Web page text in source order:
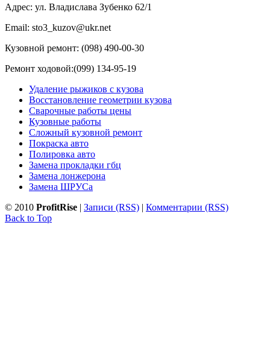
Адрес: ул. Владислава Зубенко 62/1
Email: sto3_kuzov@ukr.net
Кузовной ремонт: (098) 490-00-30
Ремонт ходовой:(099) 134-95-19
Удаление рыжиков с кузова
Восстановление геометрии кузова
Сварочные работы цены
Кузовные работы
Сложный кузовной ремонт
Покраска авто
Полировка авто
Замена прокладки гбц
Замена лонжерона
Замена ШРУСа
© 2010 ProfitRise | Записи (RSS) | Комментарии (RSS)
Back to Top